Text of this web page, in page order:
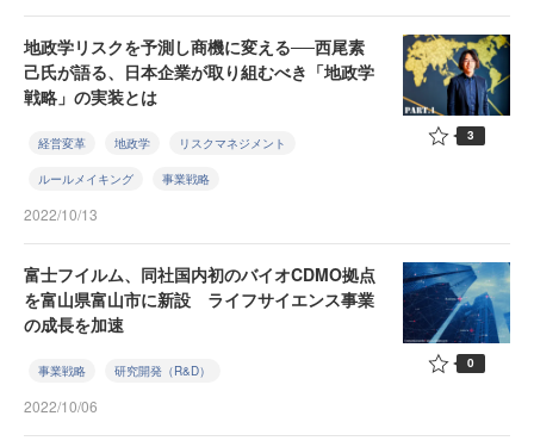
地政学リスクを予測し商機に変える──西尾素
己氏が語る、日本企業が取り組むべき「地政学
戦略」の実装とは
経営変革 地政学 リスクマネジメント
ルールメイキング 事業戦略
2022/10/13
3
富士フイルム、同社国内初のバイオCDMO拠点
を富山県富山市に新設 ライフサイエンス事業
の成長を加速
事業戦略 研究開発（R&D）
2022/10/06
0